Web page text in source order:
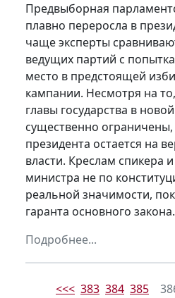
Предвыборная
плавно переросла в
чаще эксперты
ведущих партий с
место в предстоящей
кампании. Несмотря на
главы государства в
существенно
президента остается на
власти. Креслам спикера
министра не по
реальной значимости,
гаранта основного закона.
Подробнее...
<<< 383 384 385